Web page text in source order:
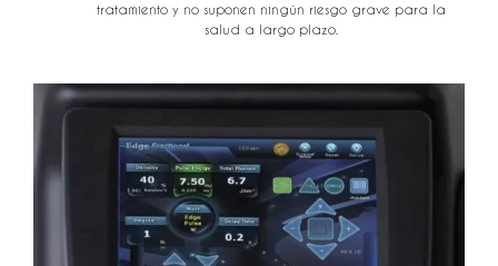
tratamiento y no suponen ningún riesgo grave para la
salud a largo plazo.